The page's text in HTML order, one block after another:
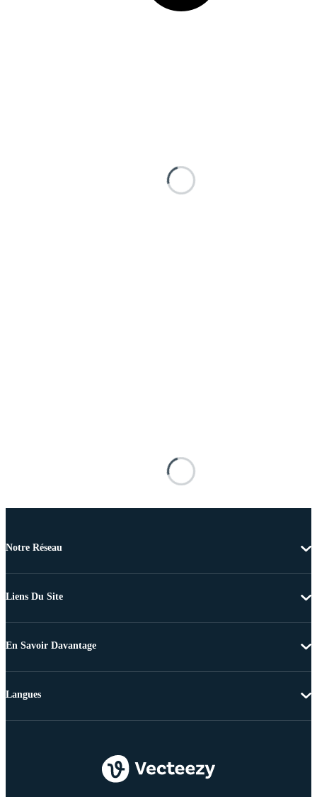
Notre Réseau
Liens Du Site
En Savoir Davantage
Langues